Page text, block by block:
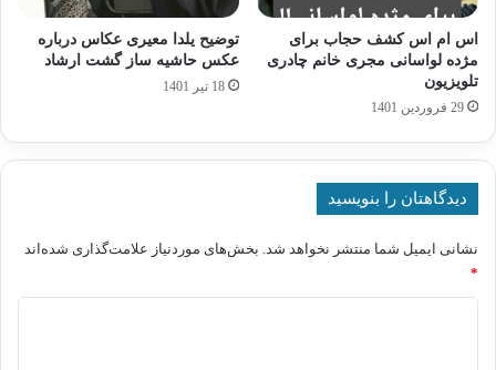
اس ام اس کشف حجاب برای
مژده لواسانی مجری خانم چادری
تلویزیون
29 فروردین 1401
توضیح یلدا معیری عکاس درباره
عکس حاشیه ساز گشت ارشاد
18 تیر 1401
دیدگاهتان را بنویسید
نشانی ایمیل شما منتشر نخواهد شد. بخش‌های موردنیاز علامت‌گذاری شده‌اند
*